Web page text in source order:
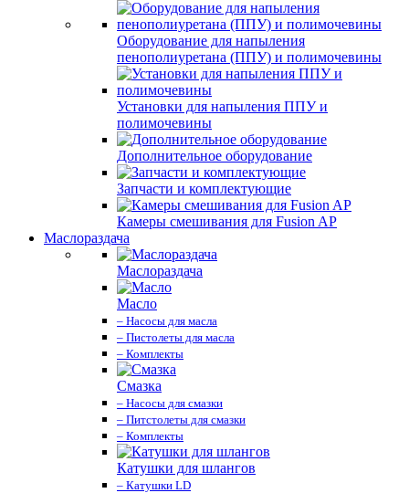
Оборудование для напыления
пенополиуретана (ППУ) и полимочевины
Установки для напыления ППУ и
полимочевины
Дополнительное оборудование
Запчасти и комплектующие
Камеры смешивания для Fusion AP
Маслораздача
Маслораздача
Масло
– Насосы для масла
– Пистолеты для масла
– Комплекты
Смазка
– Насосы для смазки
– Питстолеты для смазки
– Комплекты
Катушки для шлангов
– Катушки LD